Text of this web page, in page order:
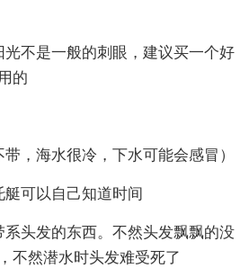
不是一般的刺眼，建议买一个好
的
，海水很冷，下水可能会感冒）
可以自己知道时间
头发的东西。不然头发飘飘的没
不然潜水时头发难受死了